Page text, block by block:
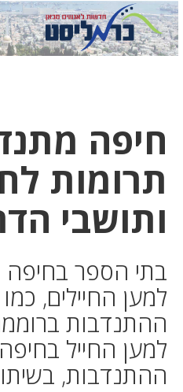
חיפה
תרומות
ותושבי
בתי הספר בחיפה
למען החיילים,
ההתנדבות
למען החייל
ההתנדבות,